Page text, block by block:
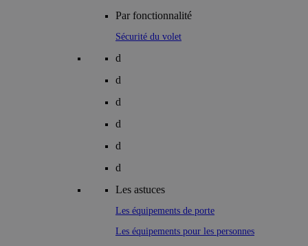
Par fonctionnalité
Sécurité du volet
d
d
d
d
d
d
Les astuces
Les équipements de porte
Les équipements pour les personnes